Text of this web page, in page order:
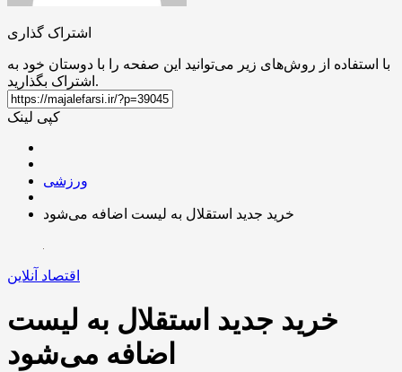
اشتراک گذاری
با استفاده از روش‌های زیر می‌توانید این صفحه را با دوستان خود به
اشتراک بگذارید.
کپی لینک
ورزشی
خرید جدید استقلال به لیست اضافه می‌شود
اقتصاد آنلاین
خرید جدید استقلال به لیست
اضافه می‌شود